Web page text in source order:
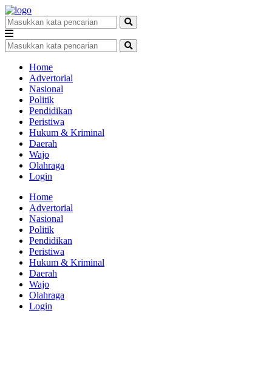
Home
Advertorial
Nasional
Politik
Pendidikan
Peristiwa
Hukum & Kriminal
Daerah
Wajo
Olahraga
Login
Home
Advertorial
Nasional
Politik
Pendidikan
Peristiwa
Hukum & Kriminal
Daerah
Wajo
Olahraga
Login